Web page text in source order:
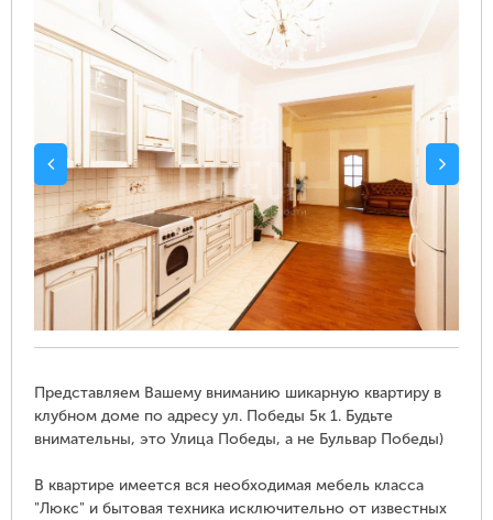
Представляем Вашему вниманию шикарную квартиру в
клубном доме по адресу ул. Победы 5к 1. Будьте
внимательны, это Улица Победы, а не Бульвар Победы)
В квартире имеется вся необходимая мебель класса
"Люкс" и бытовая техника исключительно от известных